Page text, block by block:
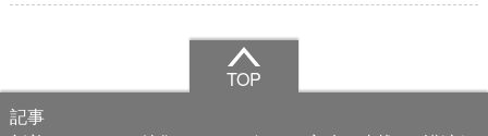
TOP
記事